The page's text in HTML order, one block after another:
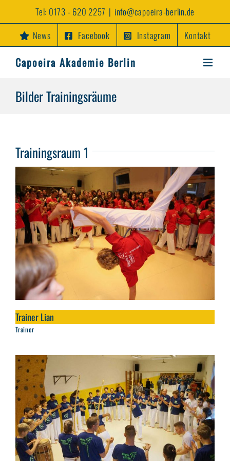
Tel: 0173 - 620 2257 | info@capoeira-berlin.de
News
Facebook Instagram Kontakt
Capoeira Akademie Berlin
Bilder Trainingsräume
Trainingsraum 1
Trainer Lian
Trainer